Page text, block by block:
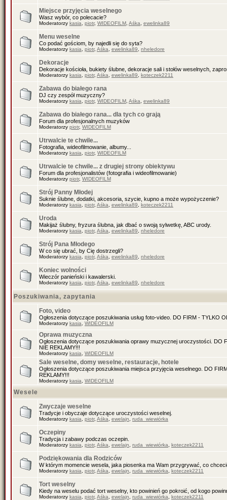
Miejsce przyjęcia weselnego
Wasz wybór, co polecacie?
Moderatorzy kasia piotr, WIDEOFILM Aśka ewelinka89
Menu weselne
Co podać gościom, by najedli się do syta?
Moderatorzy kasia piotr, Aśka ewelinka89 nheledore
Dekoracje
Dekoracje kościoła, bukiety ślubne, dekoracje sali i stołów weselnych,
Moderatorzy kasia piotr, Aśka ewelinka89 koteczek2211
Zabawa do białego rana
DJ czy zespół muzyczny?
Moderatorzy kasia piotr, WIDEOFILM Aśka ewelinka89
Zabawa do białego rana... dla tych co grają
Forum dla profesjonalnych muzyków
Moderatorzy piotr, WIDEOFILM
Utrwalcie te chwile...
Fotografia, wideofilmowanie, albumy...
Moderatorzy kasia piotr, WIDEOFILM
Utrwalcie te chwile... z drugiej strony obiektywu
Forum dla profesjonalistów (fotografia i wideofilmowanie)
Moderatorzy piotr, WIDEOFILM
Strój Panny Młodej
Suknie ślubne, dodatki, akcesoria, szycie, kupno a może wypożyczenie?
Moderatorzy kasia piotr, Aśka ewelinka89 koteczek2211
Uroda
Makijaż ślubny, fryzura ślubna, jak dbać o swoją sylwetkę, ABC urody.
Moderatorzy kasia piotr, Aśka ewelinka89 nheledore
Strój Pana Młodego
W co się ubrać, by Cię dostrzegli?
Moderatorzy kasia piotr, Aśka ewelinka89 nheledore
Koniec wolności
Wieczór panieński i kawalerski.
Moderatorzy kasia piotr, Aśka ewelinka89 nheledore
Poszukiwania, zapytania
Foto, video
Ogłoszenia dotyczące poszukiwania usług foto-video. DO FIRM - TYLKO
Moderatorzy kasia WIDEOFILM
Oprawa muzyczna
Ogłoszenia dotyczące poszukiwania oprawy muzycznej uroczystości. DO
NIE REKLAMY!!!
Moderatorzy kasia WIDEOFILM
Sale weselne, domy weselne, restauracje, hotele
Ogłoszenia dotyczące poszukiwania miejsca przyjęcia weselnego. DO
REKLAMY!!!
Moderatorzy kasia WIDEOFILM
Wesele
Zwyczaje weselne
Tradycje i obyczaje dotyczące uroczystości weselnej.
Moderatorzy kasia piotr, Aśka ewelajn ruda_wiewiórka
Oczepiny
Tradycja i zabawy podczas oczepin.
Moderatorzy kasia piotr, Aśka ewelajn ruda_wiewiórka koteczek2211
Podziękowania dla Rodziców
W którym momencie wesela, jaka piosenka ma Wam przygrywać, co
Moderatorzy kasia piotr, Aśka ewelajn ruda_wiewiórka koteczek2211
Tort weselny
Kiedy na weselu podać tort weselny, kto powinień go pokroić, od kogo
Moderatorzy kasia piotr, Aśka ewelajn ruda_wiewiórka koteczek2211